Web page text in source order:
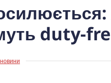
duty-